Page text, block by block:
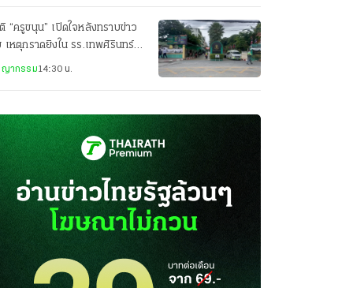
“ครูขนุน” เปิดใจหลังทราบข่าว
เหตุกราดยิงใน รร.เทพศิรินทร์
ญากรรม14:30 น.